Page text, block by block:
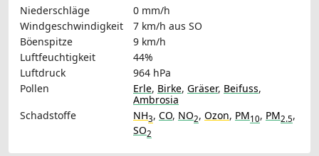
Niederschläge
0 mm/h
Windgeschwindigkeit
7 km/h aus SO
Böenspitze
9 km/h
Luftfeuchtigkeit
44%
Luftdruck
964 hPa
Pollen
Erle, Birke, Gräser, Beifuss,
Ambrosia
Schadstoffe
NH3, CO, NO2, Ozon, PM10, PM2.5,
SO2